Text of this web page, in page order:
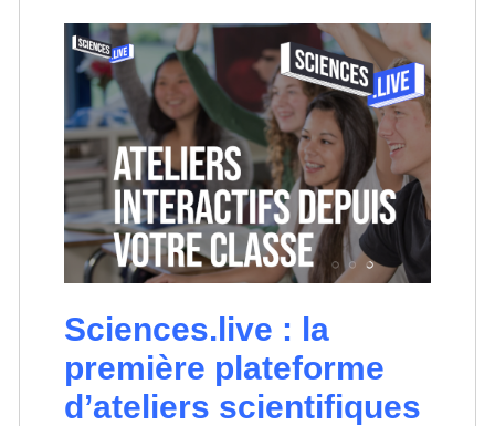
Sciences.live : la
première plateforme
d’ateliers scientifiques